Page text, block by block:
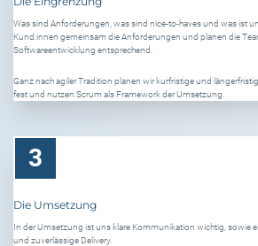
Was sind Anforderungen, was sind nice-to-haves und was ist
Kund:innen gemeinsam die Anforderungen und planen die
Softwareentwicklung entsprechend.
Ganz nach agiler Tradition planen wir kurfristige und
fest und nutzen Scrum als Framework der Umsetzung.
3
Die Umsetzung
In der Umsetzung ist uns klare Kommunikation wichtig, sowie
und zuverlässige Delivery.